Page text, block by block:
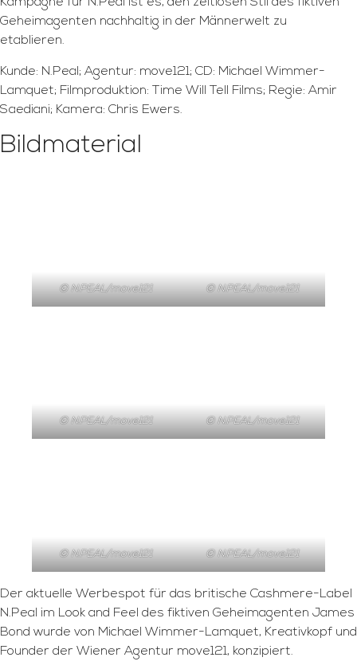
Kampagne für N.Peal ist es, den zeitlosen Stil des fiktiven
Geheimagenten nachhaltig in der Männerwelt zu
etablieren.
Kunde: N.Peal; Agentur: move121; CD: Michael Wimmer-
Lamquet; Filmproduktion: Time Will Tell Films; Regie: Amir
Saediani; Kamera: Chris Ewers.
Bildmaterial
© N.PEAL/move121 © N.PEAL/move121
© N.PEAL/move121 © N.PEAL/move121
© N.PEAL/move121 © N.PEAL/move121
Der aktuelle Werbespot für das britische Cashmere-Label
N.Peal im Look and Feel des fiktiven Geheimagenten James
Bond wurde von Michael Wimmer-Lamquet, Kreativkopf und
Founder der Wiener Agentur move121, konzipiert.